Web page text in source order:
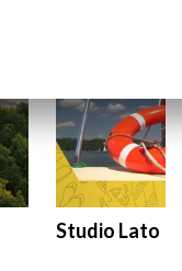
Studio Lato